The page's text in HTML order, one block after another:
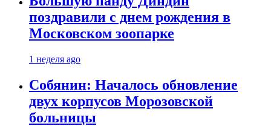
поздравили с днем рождения в
Московском зоопарке
1 неделя ago
Собянин: Началось обновление
двух корпусов Морозовской
больницы